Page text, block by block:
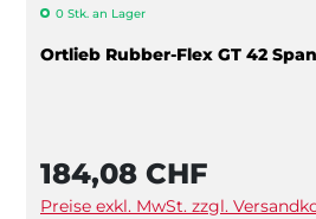
0 Stk. an Lager
Ortlieb Rubber-Flex GT 42
184,08 CHF
Preise exkl. MwSt. zzgl.